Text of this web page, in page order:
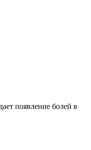
появление болей в